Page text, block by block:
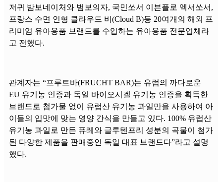
저귀 밤보네이처와 범보의자, 국민쏘서 이븐플로 엑서쏘서,
프랑스 수면 인형 클라우드 비(Cloud B)등 20여개의 해외 프
리미엄 유아용품 브랜드를 수입하는 유아용품 전문업체라
고 전했다.
관계자는 “프루트바(FRUCHT BAR)는 유럽의 까다로운
EU 유기농 인증과 독일 바이오시겔 유기농 인증을 획득한
브랜드로 첨가물 없이 유럽산 유기농 과일만을 사용하여 아
이들의 입맛에 맞는 영양 간식을 만들고 있다. 100% 유럽산
유기농 과일로 만든 퓨레와 글루텐프리 성분의 곡물이 첨가
된 다양한 제품을 판매중인 독일 대표 브랜드다”라고 설명
했다.